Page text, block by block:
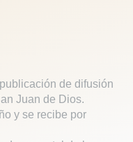
de difusión
Juan de Dios.
y se recibe por